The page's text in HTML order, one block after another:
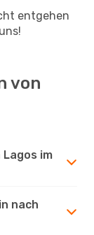
entgehen
von
im
nach